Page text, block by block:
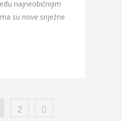
najneobičnijim
su nove snježne
2